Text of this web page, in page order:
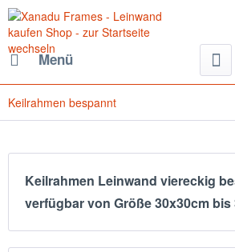
Menü
Keilrahmen bespannt
Keilrahmen Leinwand viereckig
verfügbar von Größe 30x30cm bis